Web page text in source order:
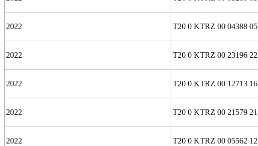
2022 T20 0 KTRZ 00 04388 05
2022 T20 0 KTRZ 00 23196 22
2022 T20 0 KTRZ 00 12713 16
2022 T20 0 KTRZ 00 21579 21
2022 T20 0 KTRZ 00 05562 12